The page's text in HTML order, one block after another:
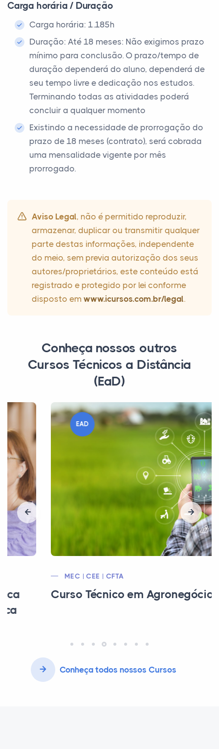
Carga horária / Duração
Carga horária: 1.185h
Duração: Até 18 meses: Não exigimos prazo
mínimo para conclusão. O prazo/tempo de
duração dependerá do aluno, dependerá de
seu tempo livre e dedicação nos estudos.
Terminando todas as atividades poderá
concluir a qualquer momento
Existindo a necessidade de prorrogação do
prazo de 18 meses (contrato), será cobrada
uma mensalidade vigente por mês
prorrogado.
Aviso Legal, não é permitido reproduzir,
armazenar, duplicar ou transmitir qualquer
parte destas informações, independente
do meio, sem previa autorização dos seus
autores/proprietários, este conteúdo está
registrado e protegido por lei conforme
disposto em www.icursos.com.br/legal.
Conheça nossos outros
Cursos Técnicos a Distância
(EaD)
MEC | CEE | CFTA
Curso Técnico em Agronegócios
Conheça todos nossos Cursos